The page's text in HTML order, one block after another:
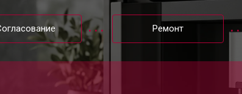
от 80 мин от 2500 ₽
Ремонт